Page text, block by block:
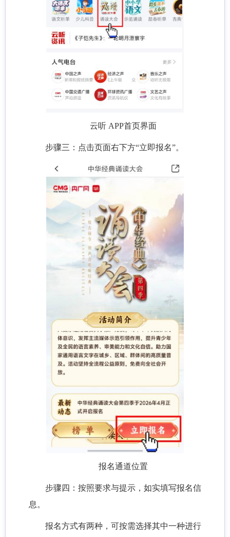
云听 APP首页界面
步骤三：点击页面右下方“立即报名”。
报名通道位置
步骤四：按照要求与提示，如实填写报名信
息。
报名方式有两种，可按需选择其中一种进行